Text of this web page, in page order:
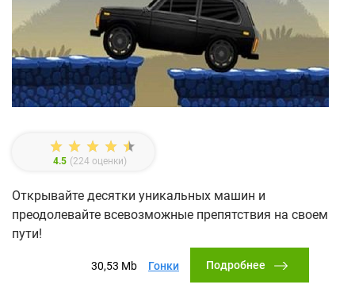
4.5 (224 оценки)
Открывайте десятки уникальных машин и
преодолевайте всевозможные препятствия на своем
пути!
30,53 Mb Гонки Подробнее